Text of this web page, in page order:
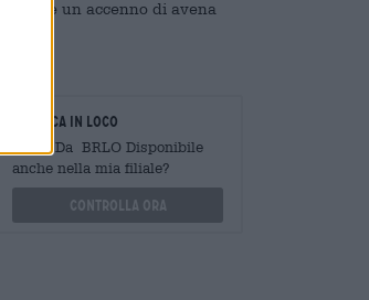
pino e un accenno di avena
Verifica in loco
È IPA Da BRLO Disponibile
anche nella mia filiale?
Controlla ora